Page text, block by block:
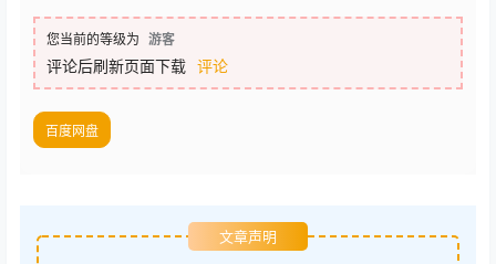
您当前的等级为 游客
评论后刷新页面下载 评论
百度网盘
文章声明